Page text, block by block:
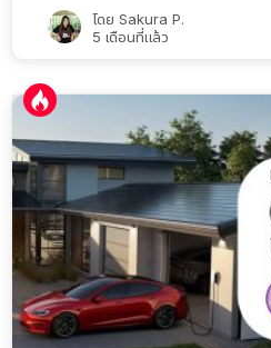
โดย Sakura P.
5 เดือนที่แล้ว